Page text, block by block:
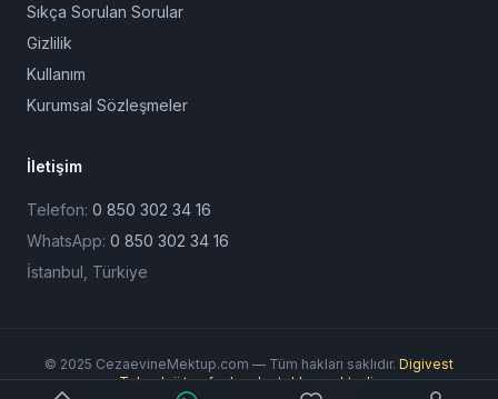
Sıkça Sorulan Sorular
Gizlilik
Kullanım
Kurumsal Sözleşmeler
İletişim
Telefon: 0 850 302 34 16
WhatsApp: 0 850 302 34 16
İstanbul, Türkiye
© 2025 CezaevineMektup.com — Tüm hakları saklıdır. Digivest
Teknoloji tarafından desteklenmektedir.